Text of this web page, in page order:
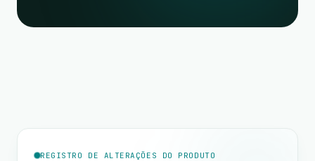
REGISTRO DE ALTERAÇÕES DO PRODUTO